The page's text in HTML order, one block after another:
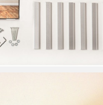
te beperken en